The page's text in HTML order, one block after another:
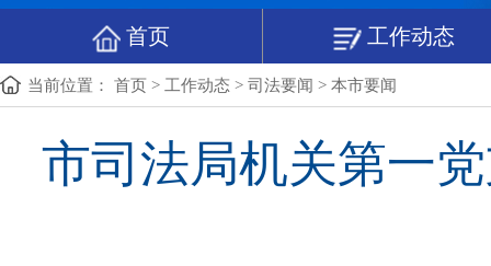
首页 工作动态
当前位置： 首页 > 工作动态 > 司法要闻 > 本市要闻
市司法局机关第一